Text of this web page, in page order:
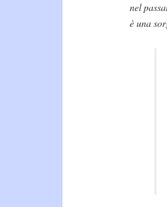
nel
è una